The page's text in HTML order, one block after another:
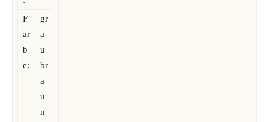
F
ar
b
e:
gr
a
u
br
a
u
n